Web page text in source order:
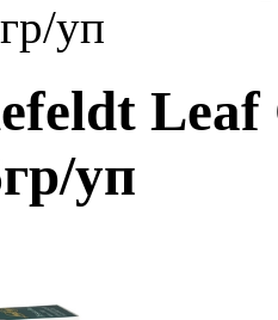
уп
Leaf
уп